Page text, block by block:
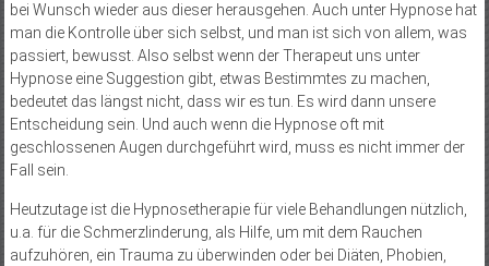
bei Wunsch wieder aus dieser herausgehen. Auch unter Hypnose hat
man die Kontrolle über sich selbst, und man ist sich von allem, was
passiert, bewusst. Also selbst wenn der Therapeut uns unter
Hypnose eine Suggestion gibt, etwas Bestimmtes zu machen,
bedeutet das längst nicht, dass wir es tun. Es wird dann unsere
Entscheidung sein. Und auch wenn die Hypnose oft mit
geschlossenen Augen durchgeführt wird, muss es nicht immer der
Fall sein.
Heutzutage ist die Hypnosetherapie für viele Behandlungen nützlich,
u.a. für die Schmerzlinderung, als Hilfe, um mit dem Rauchen
aufzuhören, ein Trauma zu überwinden oder bei Diäten, Phobien,